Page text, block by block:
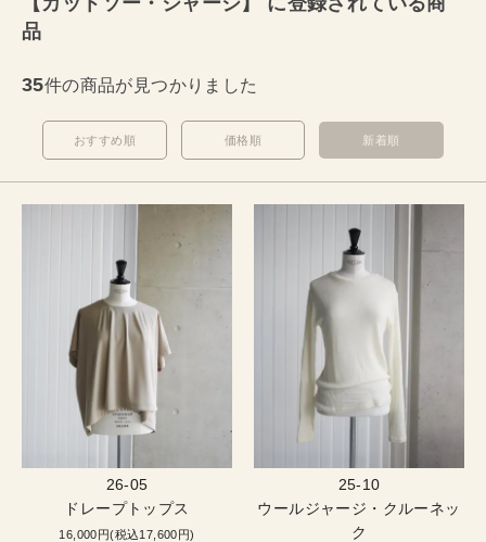
品
35件の商品が見つかりました
おすすめ順 価格順 新着順
26-05
ドレープトップス
16,000円(税込17,600円)
25-10
ウールジャージ・クルーネッ
ク